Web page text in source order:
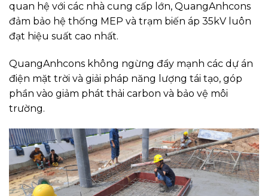
quan hệ với các nhà cung cấp lớn, QuangAnhcons
đảm bảo hệ thống MEP và trạm biến áp 35kV luôn
đạt hiệu suất cao nhất.
QuangAnhcons không ngừng đẩy mạnh các dự án
điện mặt trời và giải pháp năng lượng tái tạo, góp
phần vào giảm phát thải carbon và bảo vệ môi
trường.